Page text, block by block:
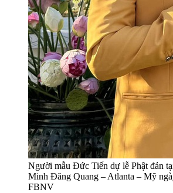
Người mẫu Đức Tiến dự lễ Phật đản
Minh Đăng Quang – Atlanta – Mỹ
FBNV